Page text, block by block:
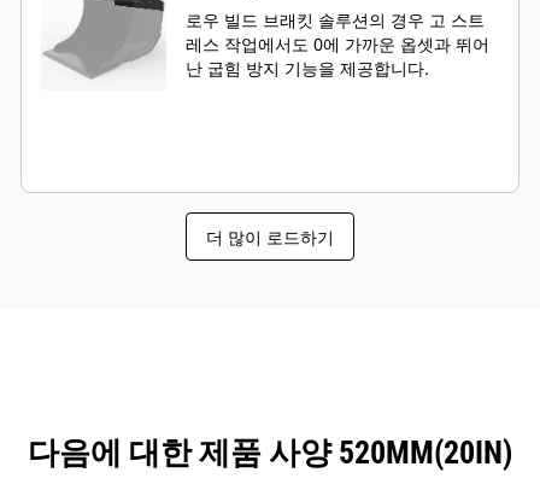
로우 빌드 브래킷 솔루션의 경우 고 스트
레스 작업에서도 0에 가까운 옵셋과 뛰어
난 굽힘 방지 기능을 제공합니다.
더 많이 로드하기
다음에 대한 제품 사양 520MM(20IN)